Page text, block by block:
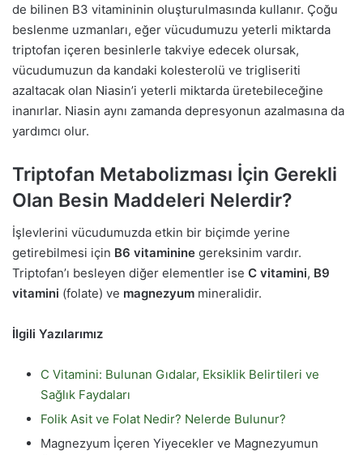
de bilinen B3 vitamininin oluşturulmasında kullanır. Çoğu
beslenme uzmanları, eğer vücudumuzu yeterli miktarda
triptofan içeren besinlerle takviye edecek olursak,
vücudumuzun da kandaki kolesterolü ve trigliseriti
azaltacak olan Niasin’i yeterli miktarda üretebileceğine
inanırlar. Niasin aynı zamanda depresyonun azalmasına da
yardımcı olur.
Triptofan Metabolizması İçin Gerekli
Olan Besin Maddeleri Nelerdir?
İşlevlerini vücudumuzda etkin bir biçimde yerine
getirebilmesi için B6 vitaminine gereksinim vardır.
Triptofan’ı besleyen diğer elementler ise C vitamini, B9
vitamini (folate) ve magnezyum mineralidir.
İlgili Yazılarımız
C Vitamini: Bulunan Gıdalar, Eksiklik Belirtileri ve
Sağlık Faydaları
Folik Asit ve Folat Nedir? Nelerde Bulunur?
Magnezyum İçeren Yiyecekler ve Magnezyumun